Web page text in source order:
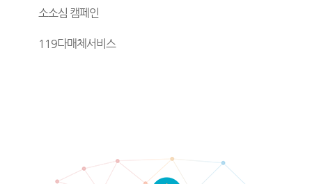
소소심 캠페인
119다매체서비스